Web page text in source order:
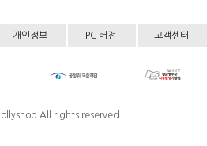
개인정보 PC 버전 고객센터
All rights reserved.